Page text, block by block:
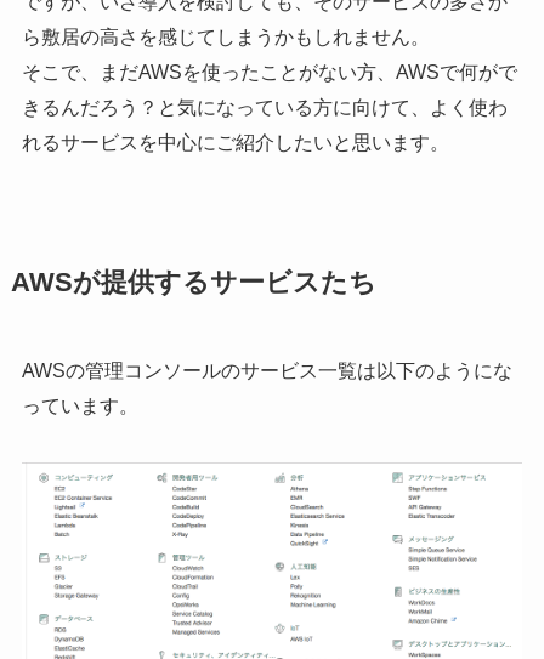
ら敷居の高さを感じてしまうかもしれません。
そこで、まだAWSを使ったことがない方、AWSで何がで
きるんだろう？と気になっている方に向けて、よく使わ
れるサービスを中心にご紹介したいと思います。
AWSが提供するサービスたち
AWSの管理コンソールのサービス一覧は以下のようにな
っています。